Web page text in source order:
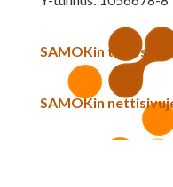
SAMOKin
SAMOKin